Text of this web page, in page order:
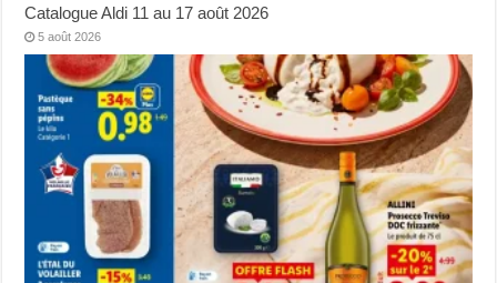
Catalogue Aldi 11 au 17 août 2026
5 août 2026